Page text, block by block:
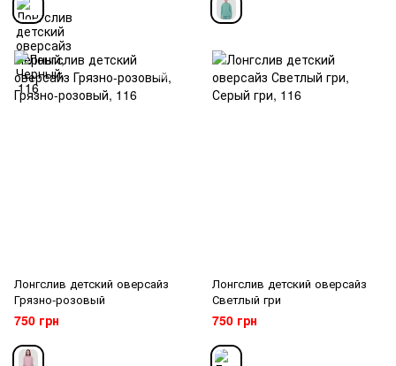
Лонгслив детский оверсайз
Грязно-розовый
750 грн
Лонгслив детский оверсайз
Светлый гри
750 грн